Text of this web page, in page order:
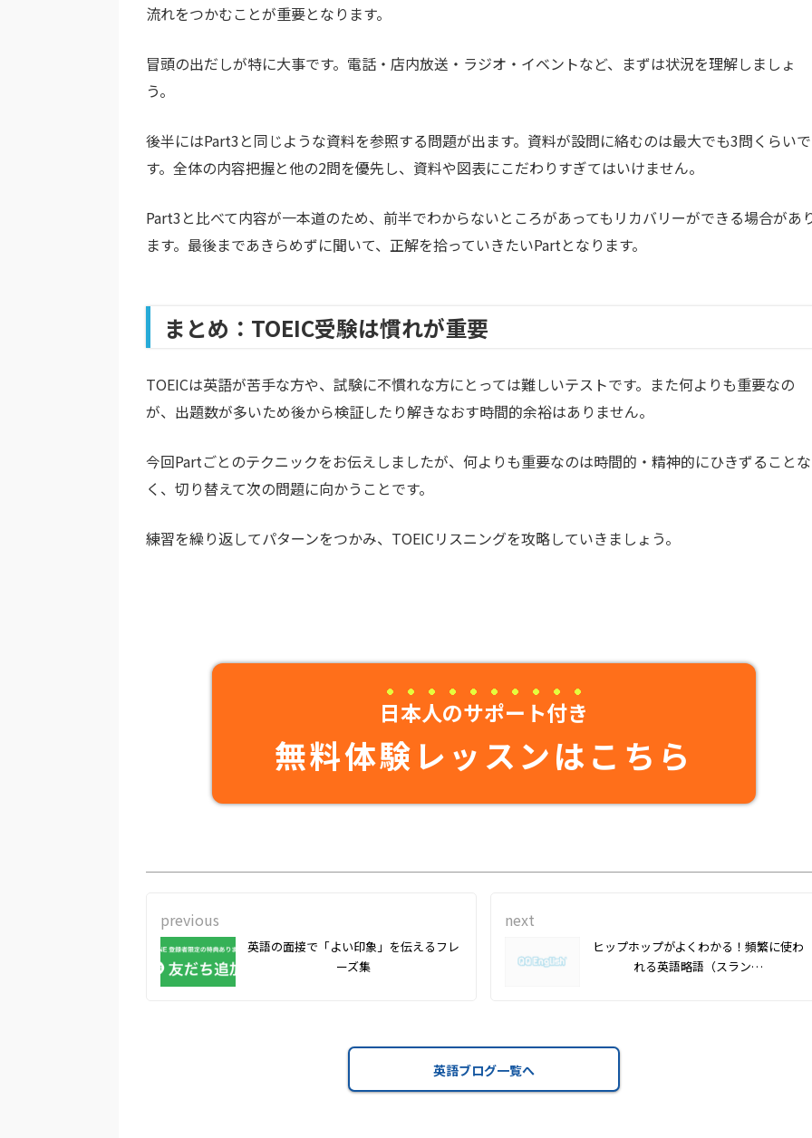
流れをつかむことが重要となります。
冒頭の出だしが特に大事です。電話・店内放送・ラジオ・イベントなど、まずは状況を理解しましょ
う。
後半にはPart3と同じような資料を参照する問題が出ます。資料が設問に絡むのは最大でも3問くらいで
す。全体の内容把握と他の2問を優先し、資料や図表にこだわりすぎてはいけません。
Part3と比べて内容が一本道のため、前半でわからないところがあってもリカバリーができる場合があ
ます。最後まであきらめずに聞いて、正解を拾っていきたいPartとなります。
まとめ：TOEIC受験は慣れが重要
TOEICは英語が苦手な方や、試験に不慣れな方にとっては難しいテストです。また何よりも重要なの
が、出題数が多いため後から検証したり解きなおす時間的余裕はありません。
今回Partごとのテクニックをお伝えしましたが、何よりも重要なのは時間的・精神的にひきずることな
く、切り替えて次の問題に向かうことです。
練習を繰り返してパターンをつかみ、TOEICリスニングを攻略していきましょう。
日本人のサポート付き
無料体験レッスンはこちら
previous
英語の面接で「よい印象」を伝えるフレ
ーズ集
next
ヒップホップがよくわかる！頻繁に使わ
れる英語略語（スラン…
英語ブログ一覧へ